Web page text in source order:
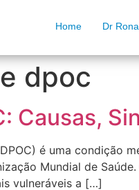
Home Dr
dpoc
Causas,
é uma condição
Mundial de
vulneráveis a […]